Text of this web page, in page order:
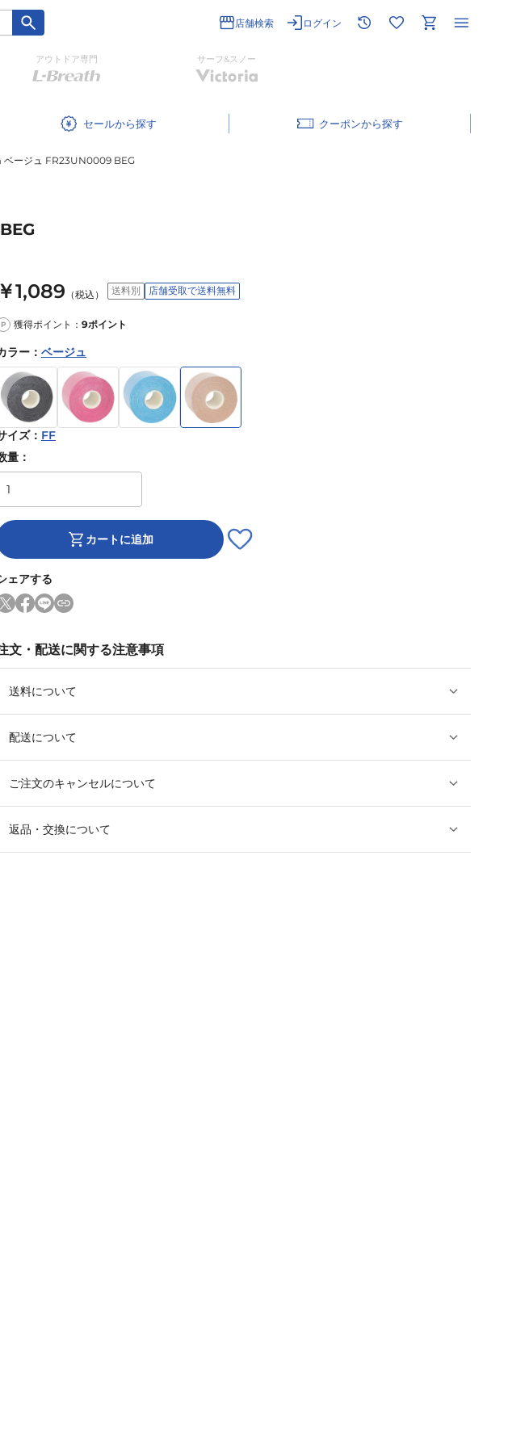
店舗検索 ログイン
アウトドア専門 サーフ&スノー
セール クーポン
ベージュ FR23UN0009 BEG
￥1,089 （税込） 送料別 店舗受取で送料無料
P 獲得ポイント： 9ポイント
ラー ： ベージュ
イズ： FF
量：
カートに追加
ェアする
文・配送に関する注意事項
送料について
配送について
ご注文のキャンセルについて
返品・交換について